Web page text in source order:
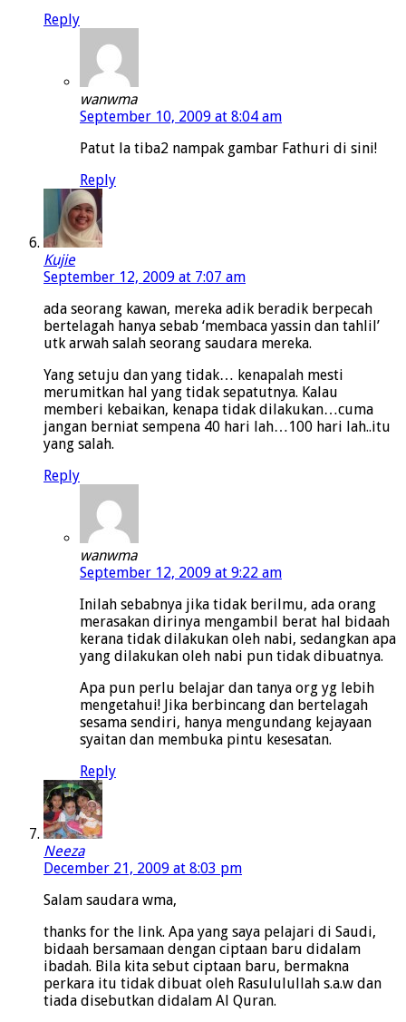
Reply
wanwma
September 10, 2009 at 8:04 am
Patut la tiba2 nampak gambar Fathuri di sini!
Reply
Kujie
September 12, 2009 at 7:07 am
ada seorang kawan, mereka adik beradik berpecah
bertelagah hanya sebab ‘membaca yassin dan tahlil’
utk arwah salah seorang saudara mereka.
Yang setuju dan yang tidak… kenapalah mesti
merumitkan hal yang tidak sepatutnya. Kalau
memberi kebaikan, kenapa tidak dilakukan…cuma
jangan berniat sempena 40 hari lah…100 hari lah..itu
yang salah.
Reply
wanwma
September 12, 2009 at 9:22 am
Inilah sebabnya jika tidak berilmu, ada orang
merasakan dirinya mengambil berat hal bidaah
kerana tidak dilakukan oleh nabi, sedangkan apa
yang dilakukan oleh nabi pun tidak dibuatnya.
Apa pun perlu belajar dan tanya org yg lebih
mengetahui! Jika berbincang dan bertelagah
sesama sendiri, hanya mengundang kejayaan
syaitan dan membuka pintu kesesatan.
Reply
Neeza
December 21, 2009 at 8:03 pm
Salam saudara wma,
thanks for the link. Apa yang saya pelajari di Saudi,
bidaah bersamaan dengan ciptaan baru didalam
ibadah. Bila kita sebut ciptaan baru, bermakna
perkara itu tidak dibuat oleh Rasululullah s.a.w dan
tiada disebutkan didalam Al Quran.